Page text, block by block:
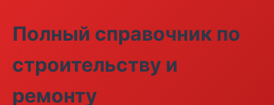
Полный справочник по
строительству и
ремонту